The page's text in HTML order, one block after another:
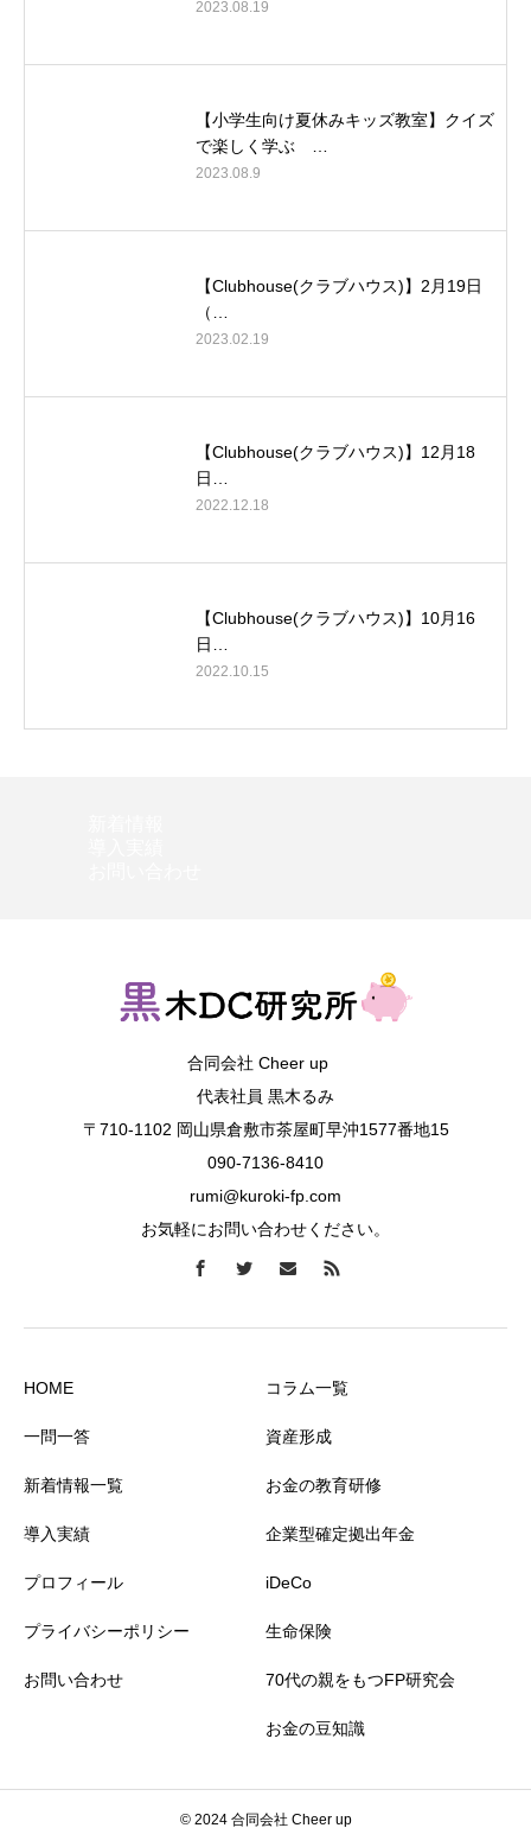
2023.08.19
【小学生向け夏休みキッズ教室】クイズ
で楽しく学ぶ …
2023.08.9
【Clubhouse(クラブハウス)】2月19日
（…
2023.02.19
【Clubhouse(クラブハウス)】12月18
日…
2022.12.18
【Clubhouse(クラブハウス)】10月16
日…
2022.10.15
合同会社 Cheer up
代表社員 黒木るみ
〒710-1102 岡山県倉敷市茶屋町早沖1577番地15
090-7136-8410
rumi@kuroki-fp.com
お気軽にお問い合わせください。
HOME
一問一答
新着情報一覧
導入実績
プロフィール
プライバシーポリシー
お問い合わせ
コラム一覧
資産形成
お金の教育研修
企業型確定拠出年金
iDeCo
生命保険
70代の親をもつFP研究会
お金の豆知識
© 2024 合同会社 Cheer up